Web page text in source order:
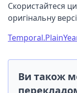
Скористайтеся
оригінальну
Ви також